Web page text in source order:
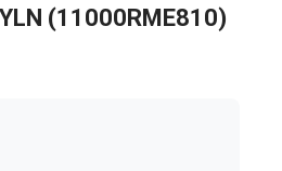
(11000RME810)